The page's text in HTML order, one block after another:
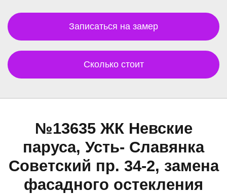
Записаться на замер
Сколько стоит
№13635 ЖК Невские
паруса, Усть- Славянка
Советский пр. 34-2, замена
фасадного остекления